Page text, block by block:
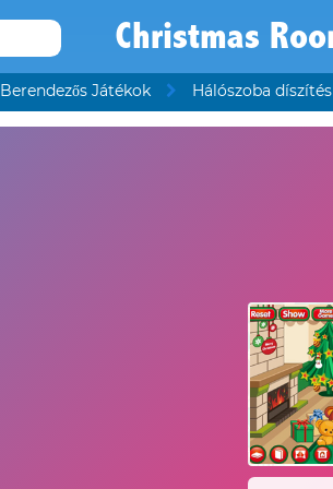
Christmas
Berendezős Játékok Hálószoba